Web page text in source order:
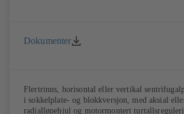
Dokumenter
Flertrinns, horisontal eller vertikal
i sokkelplate- og blokkversjon, med aksial
radialløpehjul og motormontert